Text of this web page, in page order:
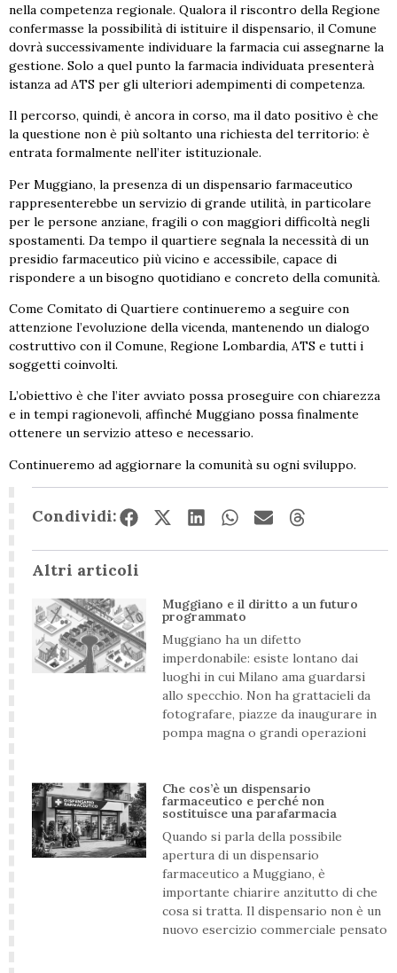
nella competenza regionale. Qualora il riscontro della Regione
confermasse la possibilità di istituire il dispensario, il Comune
dovrà successivamente individuare la farmacia cui assegnarne la
gestione. Solo a quel punto la farmacia individuata presenterà
istanza ad ATS per gli ulteriori adempimenti di competenza.
Il percorso, quindi, è ancora in corso, ma il dato positivo è che
la questione non è più soltanto una richiesta del territorio: è
entrata formalmente nell’iter istituzionale.
Per Muggiano, la presenza di un dispensario farmaceutico
rappresenterebbe un servizio di grande utilità, in particolare
per le persone anziane, fragili o con maggiori difficoltà negli
spostamenti. Da tempo il quartiere segnala la necessità di un
presidio farmaceutico più vicino e accessibile, capace di
rispondere a un bisogno quotidiano e concreto della comunità.
Come Comitato di Quartiere continueremo a seguire con
attenzione l’evoluzione della vicenda, mantenendo un dialogo
costruttivo con il Comune, Regione Lombardia, ATS e tutti i
soggetti coinvolti.
L’obiettivo è che l’iter avviato possa proseguire con chiarezza
e in tempi ragionevoli, affinché Muggiano possa finalmente
ottenere un servizio atteso e necessario.
Continueremo ad aggiornare la comunità su ogni sviluppo.
Condividi:
Altri articoli
Muggiano e il diritto a un futuro
programmato
Muggiano ha un difetto
imperdonabile: esiste lontano dai
luoghi in cui Milano ama guardarsi
allo specchio. Non ha grattacieli da
fotografare, piazze da inaugurare in
pompa magna o grandi operazioni
Che cos’è un dispensario
farmaceutico e perché non
sostituisce una parafarmacia
Quando si parla della possibile
apertura di un dispensario
farmaceutico a Muggiano, è
importante chiarire anzitutto di che
cosa si tratta. Il dispensario non è un
nuovo esercizio commerciale pensato